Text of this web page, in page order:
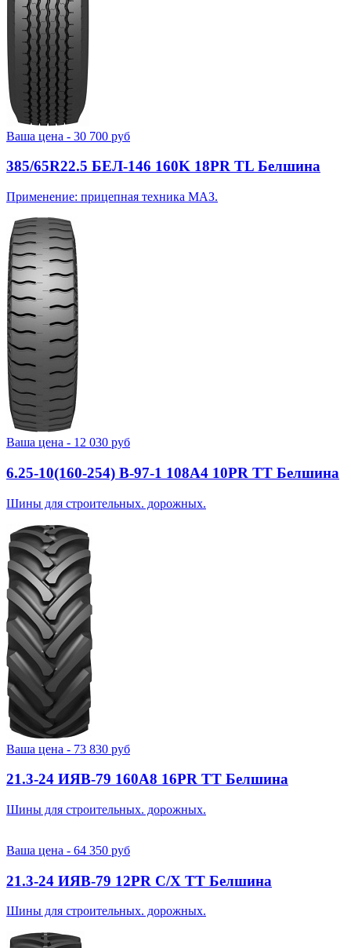
Ваша цена - 30 700 руб
385/65R22.5 БЕЛ-146 160K 18PR TL Белшина
Применение: прицепная техника МАЗ.
Ваша цена - 12 030 руб
6.25-10(160-254) В-97-1 108A4 10PR TT Белшина
Шины для строительных. дорожных.
Ваша цена - 73 830 руб
21.3-24 ИЯВ-79 160A8 16PR TT Белшина
Шины для строительных. дорожных.
Ваша цена - 64 350 руб
21.3-24 ИЯВ-79 12PR С/Х TT Белшина
Шины для строительных. дорожных.